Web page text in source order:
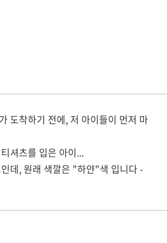
도착하기 전에, 저 아이들이 먼저 마
셔츠를 입은 아이...
데, 원래 색깔은 "하얀"색 입니다 -